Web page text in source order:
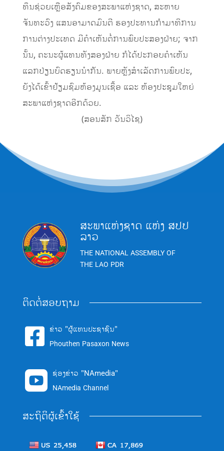
ທຶນຊ່ວຍເຫຼືອສັງຄົມຂອງສະພາແຫ່ງຊາດ, ສະຫາຍ
ຈັນທະວົງ ແສນອາມາດມົນຕີ ຮອງປະທານກໍາມາທິການ
ການຕ່າງປະເທດ ມີຄໍາເຫັນຕໍ່ການພົບປະສອງຝ່າຍ; ຈາກ
ນັ້ນ, ຄະນະຜູ້ແທນທັງສອງຝ່າຍ ກໍໄດ້ປະກອບຄໍາເຫັນ
ແລກປ່ຽນບົດຮຽນນໍາກັນ. ພາຍຫຼັງສຳເລັດການພົບປະ,
ຍັງໄດ້ເຂົ້າຢ້ຽມຊົມຫ້ອງມູນເຊື້ອ ແລະ ຫ້ອງປະຊຸມໃຫຍ່
ສະພາແຫ່ງຊາດອີກດ້ວຍ.
(ສອນສັກ ວັນວິໄຊ)
ສະພາແຫ່ງຊາດ ແຫ່ງ ສປປ
ລາວ
THE NATIONAL ASSEMBLY OF
THE LAO PDR
ຕິດຕໍ່ສອບຖາມ
 ຂ່າວ "ຜູ້ແທນປະຊາຊົນ"
Phouthen Pasaxon News
 ຊ່ອງຂ່າວ "NAmedia"
NAmedia Channel
ສະຖິຕິຜູ້ເຂົ້າໃຊ້